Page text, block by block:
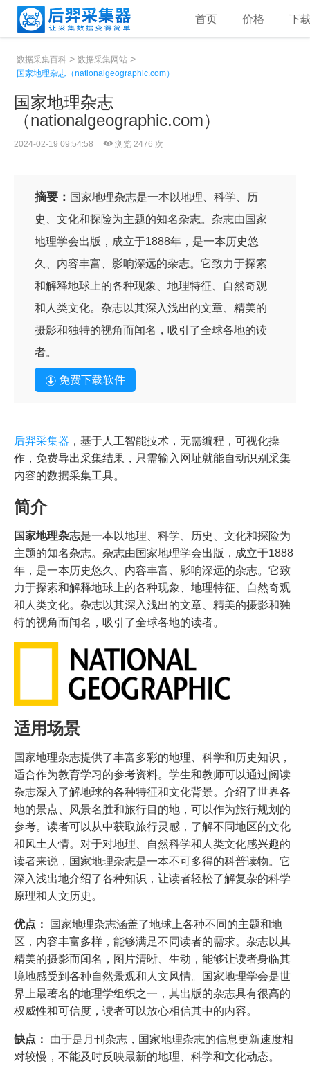
首页 价格 下
数据采集百科 > 数据采集网站 >
国家地理杂志（nationalgeographic.com）
国家地理杂志
（nationalgeographic.com）
2024-02-19 09:54:58 浏览 2476 次
摘要： 国家地理杂志是一本以地理、科学、历
史、文化和探险为主题的知名杂志。杂志由国家
地理学会出版，成立于1888年，是一本历史悠
久、内容丰富、影响深远的杂志。它致力于探索
和解释地球上的各种现象、地理特征、自然奇观
和人类文化。杂志以其深入浅出的文章、精美的
摄影和独特的视角而闻名，吸引了全球各地的读
者。
免费下载软件
后羿采集器 ，基于人工智能技术，无需编程，可视化操
作，免费导出采集结果，只需输入网址就能自动识别采集
内容的数据采集工具。
简介
国家地理杂志是一本以地理、科学、历史、文化和探险为
主题的知名杂志。杂志由国家地理学会出版，成立于1888
年，是一本历史悠久、内容丰富、影响深远的杂志。它致
力于探索和解释地球上的各种现象、地理特征、自然奇观
和人类文化。杂志以其深入浅出的文章、精美的摄影和独
特的视角而闻名，吸引了全球各地的读者。
适用场景
国家地理杂志提供了丰富多彩的地理、科学和历史知识，
适合作为教育学习的参考资料。学生和教师可以通过阅读
杂志深入了解地球的各种特征和文化背景。介绍了世界各
地的景点、风景名胜和旅行目的地，可以作为旅行规划的
参考。读者可以从中获取旅行灵感，了解不同地区的文化
和风土人情。对于对地理、自然科学和人类文化感兴趣的
读者来说，国家地理杂志是一本不可多得的科普读物。它
深入浅出地介绍了各种知识，让读者轻松了解复杂的科学
原理和人文历史。
优点：
国家地理杂志涵盖了地球上各种不同的主题和地
区，内容丰富多样，能够满足不同读者的需求。杂志以其
精美的摄影而闻名，图片清晰、生动，能够让读者身临其
境地感受到各种自然景观和人文风情。国家地理学会是世
界上最著名的地理学组织之一，其出版的杂志具有很高的
权威性和可信度，读者可以放心相信其中的内容。
缺点：
由于是月刊杂志，国家地理杂志的信息更新速度相
对较慢，不能及时反映最新的地理、科学和文化动态。